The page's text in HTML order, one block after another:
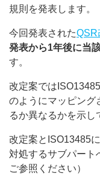
規則を発表します。
今回発表されたQSR
発表から1年後に当
す。
改定案では
のようにマッピング
るか異なるかを示し
改定案とISO13485
対処するサブパート
ご参照ください）